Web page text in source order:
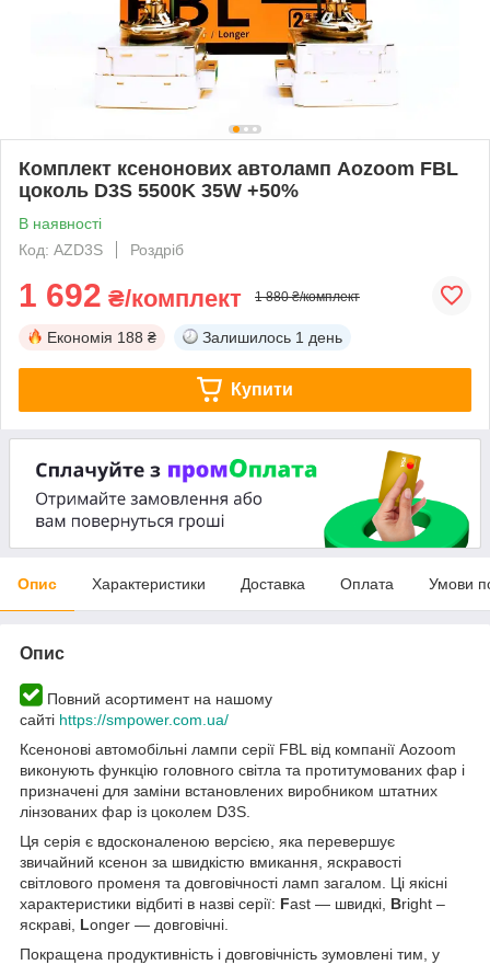
Комплект ксенонових автоламп Aozoom FBL
цоколь D3S 5500K 35W +50%
В наявності
Код: AZD3S
Роздріб
1 692 ₴/комплект 1 880 ₴/комплект
Економія 188 ₴ Залишилось 1 день
Купити
Опис Характеристики Доставка Оплата Умови
Опис
Повний асортимент на нашому
сайті https://smpower.com.ua/
Ксенонові автомобільні лампи серії FBL від компанії Aozoom
виконують функцію головного світла та протитумованих фар і
призначені для заміни встановлених виробником штатних
лінзованих фар із цоколем D3S.
Ця серія є вдосконаленою версією, яка перевершує
звичайний ксенон за швидкістю вмикання, яскравості
світлового променя та довговічності ламп загалом. Ці якісні
характеристики відбиті в назві серії: Fast — швидкі, Bright –
яскраві, Longer — довговічні.
Покращена продуктивність і довговічність зумовлені тим, у